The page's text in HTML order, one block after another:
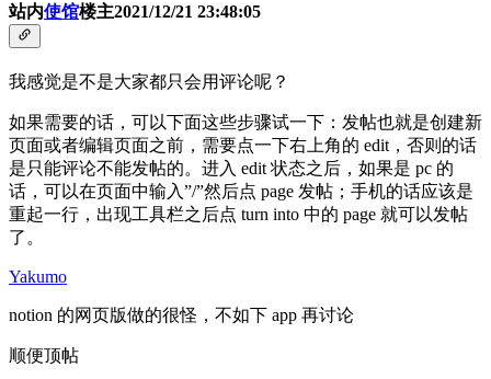
站内使馆楼主2021/12/21 23:48:05
我感觉是不是大家都只会用评论呢？
如果需要的话，可以下面这些步骤试一下：发帖也就是创建新
页面或者编辑页面之前，需要点一下右上角的 edit，否则的话
是只能评论不能发帖的。进入 edit 状态之后，如果是 pc 的
话，可以在页面中输入”/”然后点 page 发帖；手机的话应该是
重起一行，出现工具栏之后点 turn into 中的 page 就可以发帖
了。
Yakumo
notion 的网页版做的很怪，不如下 app 再讨论
顺便顶帖